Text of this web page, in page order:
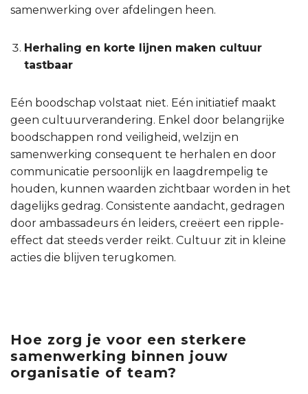
samenwerking over afdelingen heen.
Herhaling en korte lijnen maken cultuur
tastbaar
Eén boodschap volstaat niet. Eén initiatief maakt
geen cultuurverandering. Enkel door belangrijke
boodschappen rond veiligheid, welzijn en
samenwerking consequent te herhalen en door
communicatie persoonlijk en laagdrempelig te
houden, kunnen waarden zichtbaar worden in het
dagelijks gedrag. Consistente aandacht, gedragen
door ambassadeurs én leiders, creëert een ripple-
effect dat steeds verder reikt. Cultuur zit in kleine
acties die blijven terugkomen.
Hoe zorg je voor een sterkere
samenwerking binnen jouw
organisatie of team?